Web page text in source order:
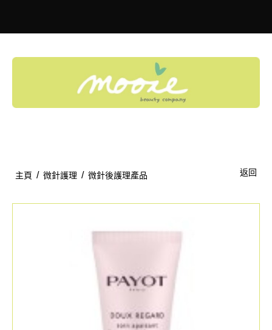
主頁 / 微針護理 / 微針後護理產品 返回